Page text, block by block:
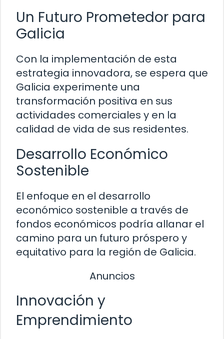
Un Futuro Prometedor para
Galicia
Con la implementación de esta
estrategia innovadora, se espera que
Galicia experimente una
transformación positiva en sus
actividades comerciales y en la
calidad de vida de sus residentes.
Desarrollo Económico
Sostenible
El enfoque en el desarrollo
económico sostenible a través de
fondos económicos podría allanar el
camino para un futuro próspero y
equitativo para la región de Galicia.
Anuncios
Innovación y
Emprendimiento